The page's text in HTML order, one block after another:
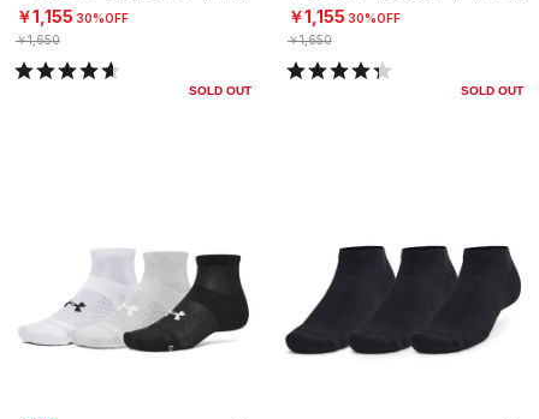
ニング/UNISEX）
￥1,155 30%OFF
￥1,650
SOLD OUT
ニング/UNISEX）
￥1,155 30%OFF
￥1,650
SOLD OUT